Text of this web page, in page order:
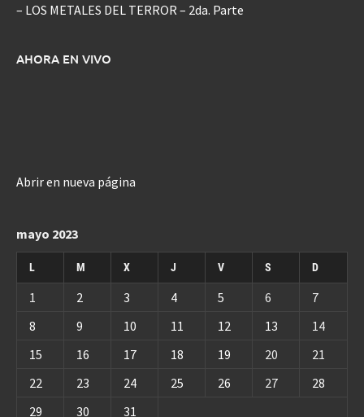
– LOS METALES DEL TERROR – 2da. Parte
AHORA EN VIVO
Abrir en nueva página
mayo 2023
L M X J V S D
1 2 3 4 5 6
7
8
9 10 11 12 13
14
15
16 17 18 19 20
21
22
23 24 25 26 27
28
29
30 31